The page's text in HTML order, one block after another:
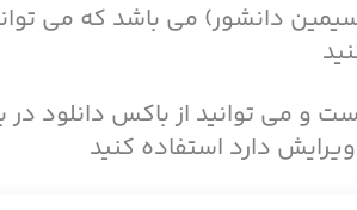
دانشور) می باشد که می
و می توانید از باکس دانلود در